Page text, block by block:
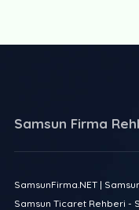
Samsun Firma
SamsunFirma.NET |
Samsun Ticaret Rehberi -